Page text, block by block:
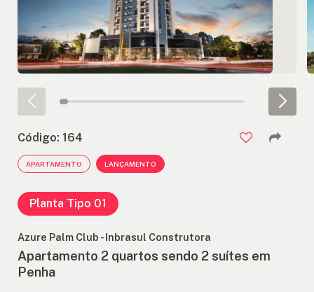
CONSTRUTORAS
FINANCIAMENTO
BLOG
ANUNCIE
FALE
Código: 164
APARTAMENTO LANÇAMENTO
Planta Tipo 01
Azure Palm Club - Inbrasul Construtora
Apartamento 2 quartos sendo 2 suítes em
Penha